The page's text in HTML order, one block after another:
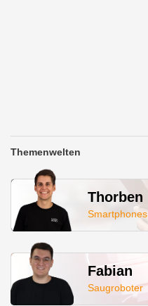
Themenwelten
Thorben
Smartphones
Fabian
Saugroboter